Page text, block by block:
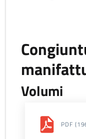
Volumi
PDF